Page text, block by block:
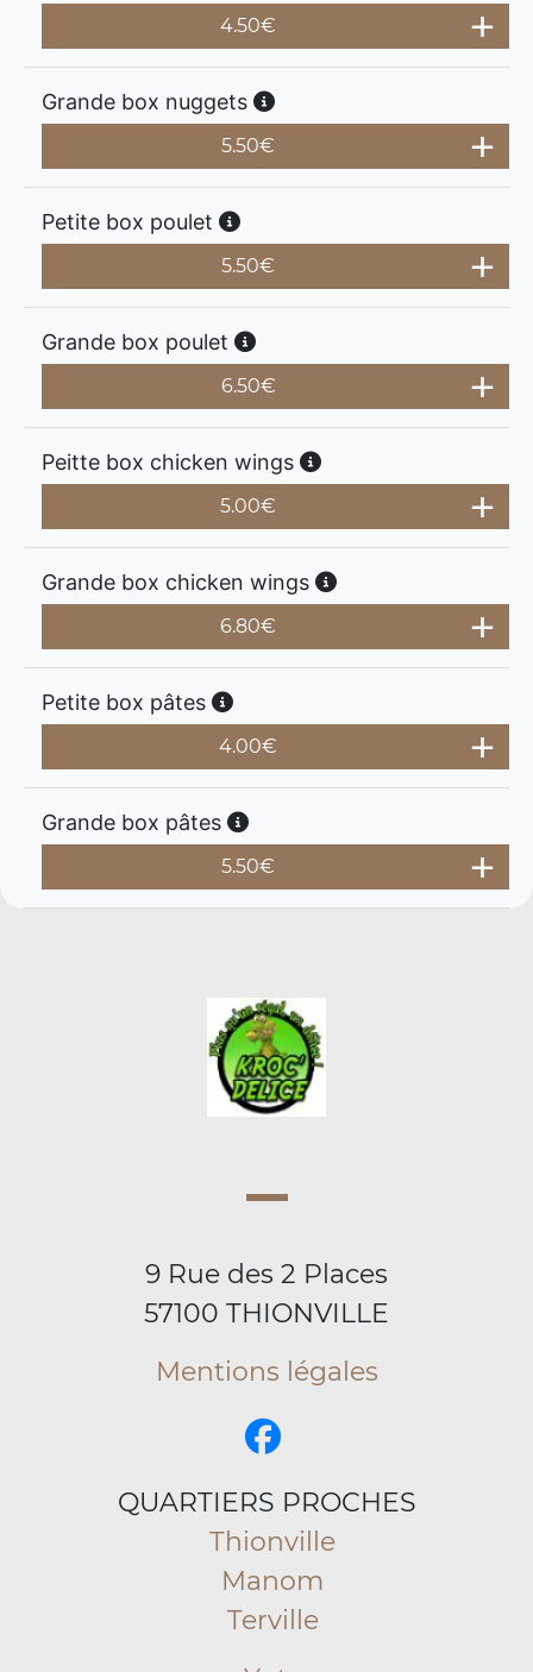
4.50€
Grande box nuggets
5.50€
Petite box poulet
5.50€
Grande box poulet
6.50€
Peitte box chicken wings
5.00€
Grande box chicken wings
6.80€
Petite box pâtes
4.00€
Grande box pâtes
5.50€
9 Rue des 2 Places
57100 THIONVILLE
Mentions légales
QUARTIERS PROCHES
Thionville
Manom
Terville